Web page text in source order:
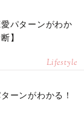
パターンがわか
】
Lifestyle
ーンがわかる！